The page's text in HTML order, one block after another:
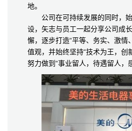
地。
公司在可持续发展的同时，
设，矢志与员工一起分享公司成
懈，逐步打造“平等、务实、激情
值观，并始终坚持“技术为王，创
努力做到“事业留人，待遇留人，